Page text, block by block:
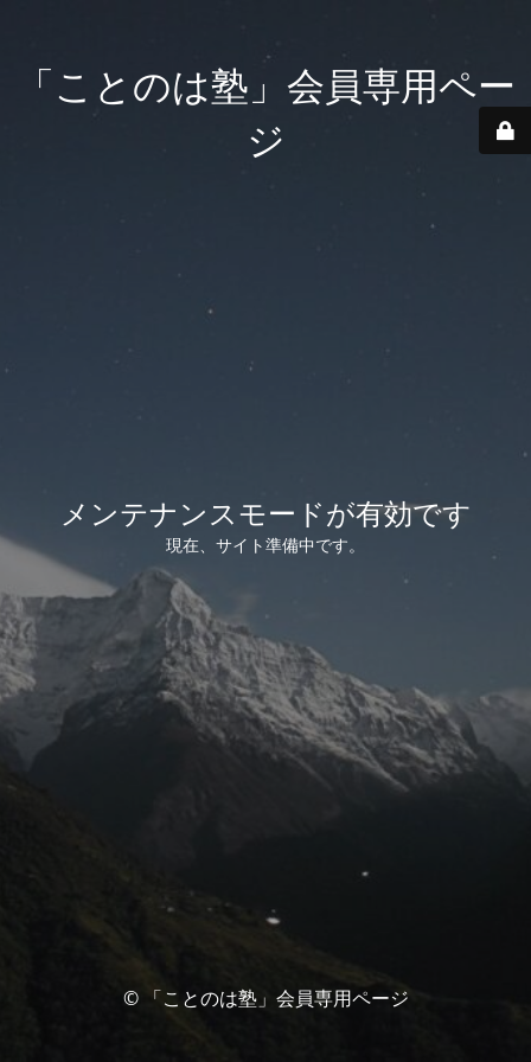
「ことのは塾」会員専用ペー
ジ
メンテナンスモードが有効です
現在、サイト準備中です。
© 「ことのは塾」会員専用ページ